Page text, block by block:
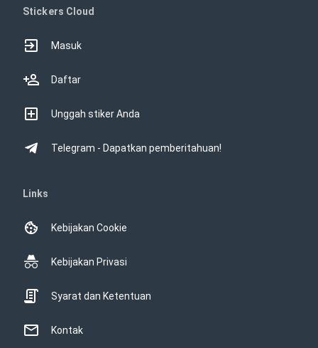
Stickers Cloud
Masuk
Daftar
Unggah stiker Anda
Telegram - Dapatkan pemberitahuan!
Links
Kebijakan Cookie
Kebijakan Privasi
Syarat dan Ketentuan
Kontak